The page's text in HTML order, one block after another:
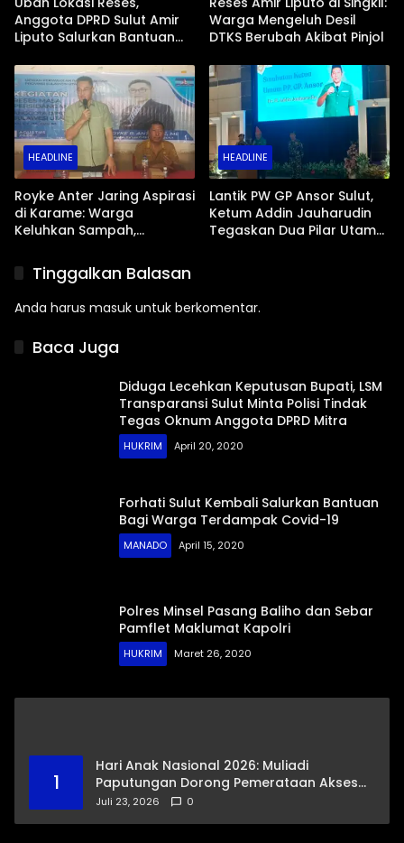
Anggota DPRD Sulut Amir
Liputo Salurkan Bantuan
Korban Kebakaran Wanea
Warga Mengeluh Desil
DTKS Berubah Akibat Pinjol
HEADLINE
Royke Anter Jaring Aspirasi
di Karame: Warga
Keluhkan Sampah,
Marut PPDB
HEADLINE
Lantik PW GP Ansor Sulut,
Ketum Addin Jauharudin
Tegaskan Dua Pilar Utama:
Tinggalkan Balasan
Anda harus masuk untuk berkomentar.
Baca Juga
Diduga Lecehkan Keputusan Bupati, LSM
Transparansi Sulut Minta Polisi Tindak
Tegas Oknum Anggota DPRD Mitra
HUKRIM April 20, 2020
Forhati Sulut Kembali Salurkan Bantuan
Bagi Warga Terdampak Covid-19
MANADO April 15, 2020
Polres Minsel Pasang Baliho dan Sebar
Pamflet Maklumat Kapolri
HUKRIM Maret 26, 2020
1
Hari Anak Nasional 2026: Muliadi
Paputungan Dorong Pemerataan Akses
Pendidikan dan Proteksi Digital Anak Sulut
Juli 23, 2026 0